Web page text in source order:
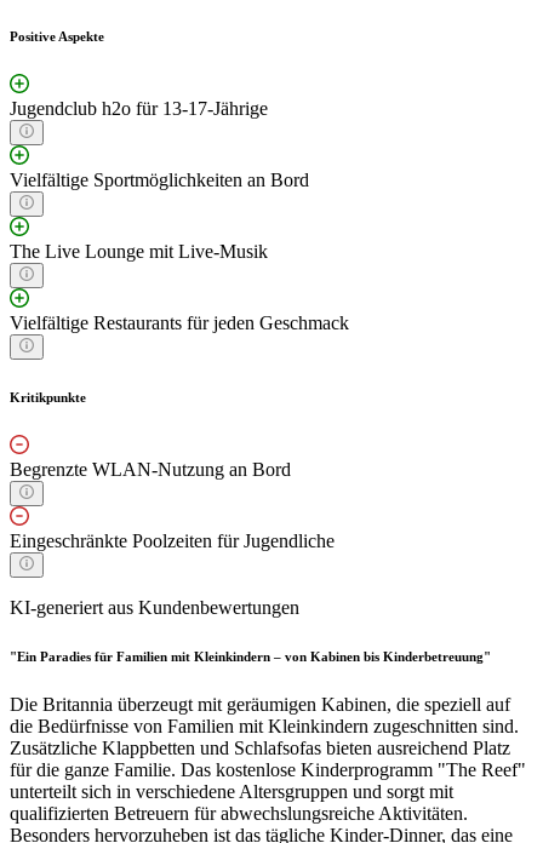
Positive Aspekte
Jugendclub h2o für 13-17-Jährige
Vielfältige Sportmöglichkeiten an Bord
The Live Lounge mit Live-Musik
Vielfältige Restaurants für jeden Geschmack
Kritikpunkte
Begrenzte WLAN-Nutzung an Bord
Eingeschränkte Poolzeiten für Jugendliche
KI-generiert aus Kundenbewertungen
"Ein Paradies für Familien mit Kleinkindern – von Kabinen bis Kinderbetreuung"
Die Britannia überzeugt mit geräumigen Kabinen, die speziell auf
die Bedürfnisse von Familien mit Kleinkindern zugeschnitten sind.
Zusätzliche Klappbetten und Schlafsofas bieten ausreichend Platz
für die ganze Familie. Das kostenlose Kinderprogramm "The Reef"
unterteilt sich in verschiedene Altersgruppen und sorgt mit
qualifizierten Betreuern für abwechslungsreiche Aktivitäten.
Besonders hervorzuheben ist das tägliche Kinder-Dinner, das eine